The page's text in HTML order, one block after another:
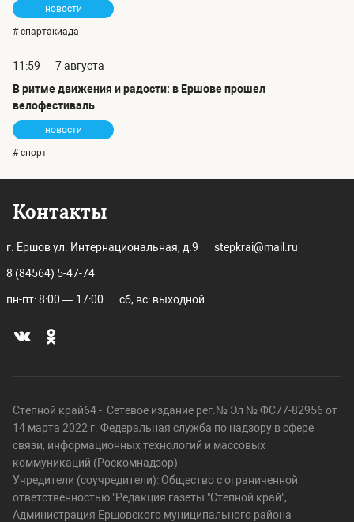
новости
# спартакиада
11:59
7 августа
В ритме движения и радости: в Ершове прошел
велофестиваль
новости
# спорт
Контакты
г. Ершов ул. Интернациональная, д.9 stepkrai@mail.ru
8 (84564) 5-47-74
пн-пт: 8:00 — 17:00 сб, вс: выходной
Степной край64 - Сетевое издание рег.№ Эл № ФС77-82956 от
14 марта 2022 г. Федеральная служба по надзору в сфере
связи, информационных технологий и массовых
коммуникаций (Роскомнадзор)
Учредители (соучредители): Общество с ограниченной
ответственностью "Редакция газеты "Степной край",
Администрация Ершовского муниципального района